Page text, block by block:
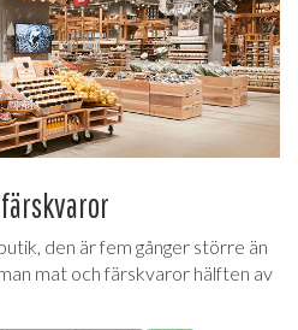
den är fem gånger större än
mat och färskvaror hälften av